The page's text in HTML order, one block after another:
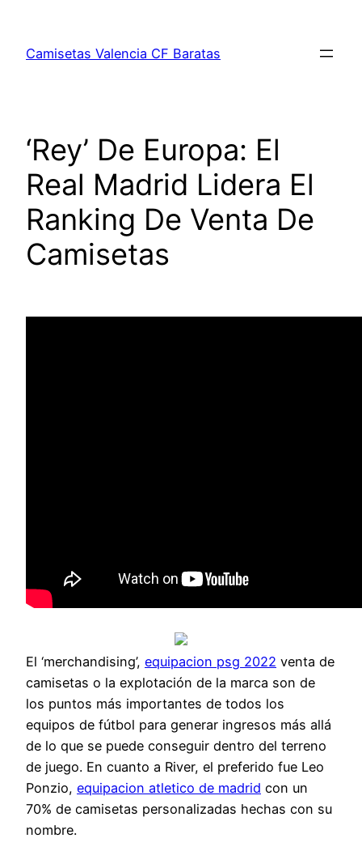
contenido
Camisetas Valencia CF Baratas
‘Rey’ De Europa: El
Real Madrid Lidera El
Ranking De Venta De
Camisetas
El ‘merchandising’, equipacion psg 2022 venta de
camisetas o la explotación de la marca son de
los puntos más importantes de todos los
equipos de fútbol para generar ingresos más allá
de lo que se puede conseguir dentro del terreno
de juego. En cuanto a River, el preferido fue Leo
Ponzio, equipacion atletico de madrid con un
70% de camisetas personalizadas hechas con su
nombre.